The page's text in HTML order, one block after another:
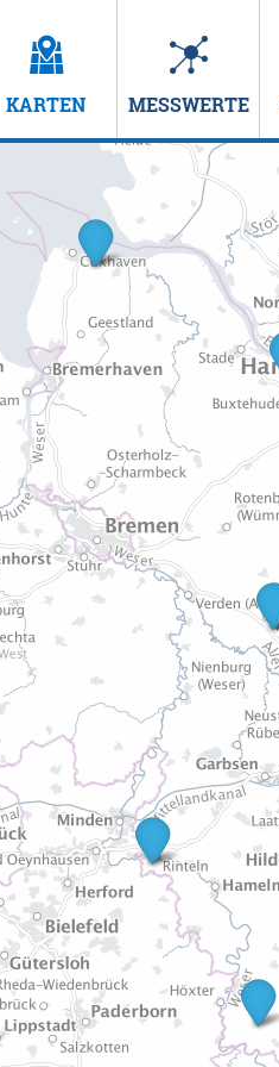
KARTEN MESSWERTE